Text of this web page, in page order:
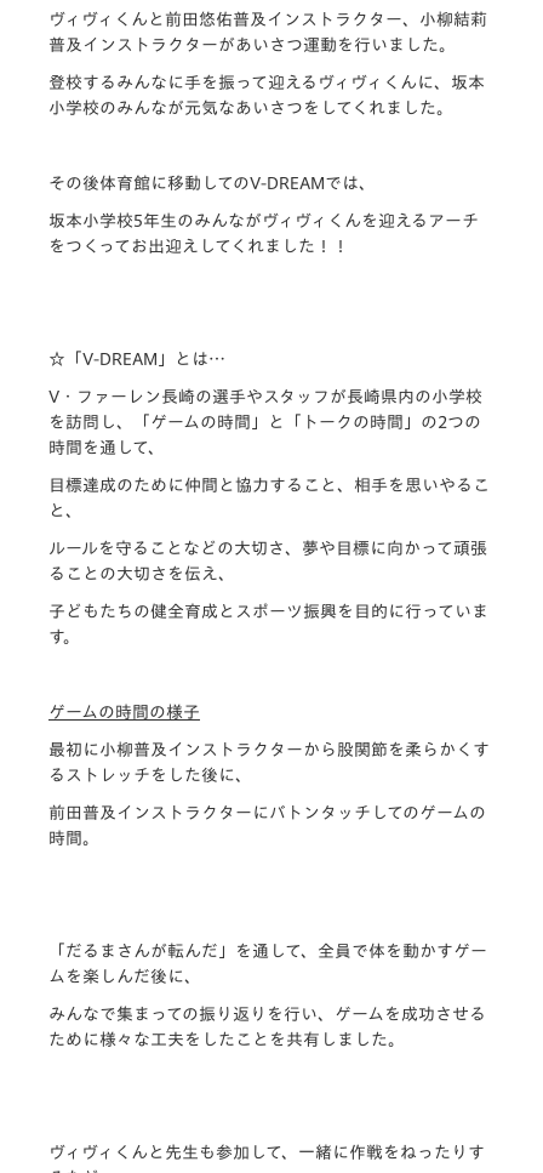
ヴィヴィくんと前田悠佑普及インストラクター、小柳結莉
普及インストラクターがあいさつ運動を行いました。
登校するみんなに手を振って迎えるヴィヴィくんに、坂本
小学校のみんなが元気なあいさつをしてくれました。
その後体育館に移動してのV-DREAMでは、
坂本小学校5年生のみんながヴィヴィくんを迎えるアーチ
をつくってお出迎えしてくれました！！
☆ 「V-DREAM」とは…
V・ファーレン長崎の選手やスタッフが長崎県内の小学校
を訪問し、「ゲームの時間」と「トークの時間」の2つの
時間を通して、
目標達成のために仲間と協力すること、相手を思いやるこ
と、
ルールを守ることなどの大切さ、夢や目標に向かって頑張
ることの大切さを伝え、
子どもたちの健全育成とスポーツ振興を目的に行っていま
す。
ゲームの時間の様子
最初に小柳普及インストラクターから股関節を柔らかくす
るストレッチをした後に、
前田普及インストラクターにバトンタッチしてのゲームの
時間。
「だるまさんが転んだ」を通して、全員で体を動かすゲー
ムを楽しんだ後に、
みんなで集まっての振り返りを行い、ゲームを成功させる
ために様々な工夫をしたことを共有しました。
ヴィヴィくんと先生も参加して、一緒に作戦をねったりす